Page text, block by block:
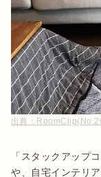
出典：
「スタックアップ
や、自宅インテリ